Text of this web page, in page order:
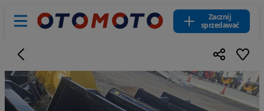
Zacznij
sprzedawać